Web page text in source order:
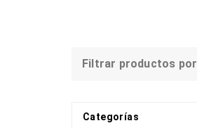
Filtrar productos por
Categorías